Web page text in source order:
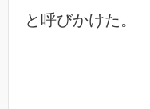
と呼びかけた。